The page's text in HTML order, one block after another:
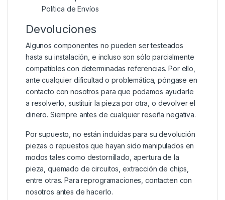
Política de Envíos
Devoluciones
Algunos componentes no pueden ser testeados
hasta su instalación, e incluso son sólo parcialmente
compatibles con determinadas referencias. Por ello,
ante cualquier dificultad o problemática, póngase en
contacto con nosotros para que podamos ayudarle
a resolverlo, sustituir la pieza por otra, o devolver el
dinero. Siempre antes de cualquier reseña negativa.
Por supuesto, no están incluidas para su devolución
piezas o repuestos que hayan sido manipulados en
modos tales como destornillado, apertura de la
pieza, quemado de circuitos, extracción de chips,
entre otras. Para reprogramaciones, contacten con
nosotros antes de hacerlo.